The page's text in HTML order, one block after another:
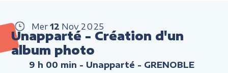
Mer 12 Nov 2025
Unapparté - Création d'un
album photo
9 h 00 min - Unapparté - GRENOBLE